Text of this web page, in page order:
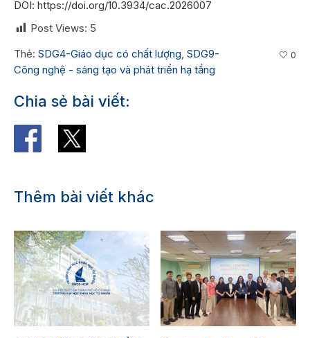
DOI: https://doi.org/10.3934/cac.2026007
Post Views: 5
Thẻ: SDG4-Giáo dục có chất lượng, SDG9-
Công nghệ - sáng tạo và phát triển hạ tầng
0
Chia sẻ bài viết:
Thêm bài viết khác